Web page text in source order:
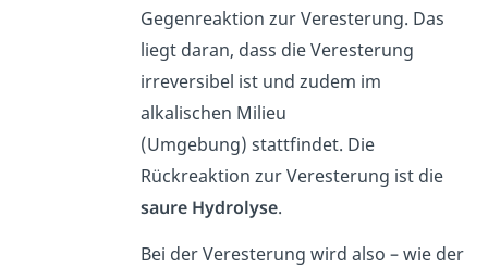
Gegenreaktion zur Veresterung. Das
liegt daran, dass die Veresterung
irreversibel ist und zudem im
alkalischen Milieu
(Umgebung) stattfindet. Die
Rückreaktion zur Veresterung ist die
saure Hydrolyse.
Bei der Veresterung wird also – wie der